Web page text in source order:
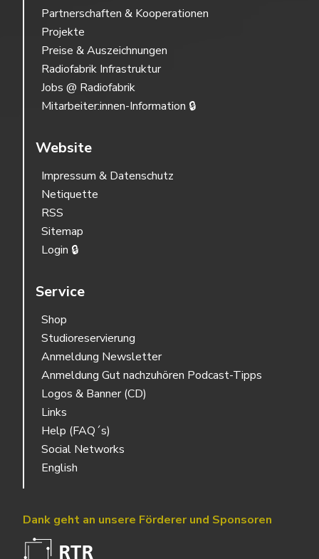
Partnerschaften & Kooperationen
Projekte
Preise & Auszeichnungen
Radiofabrik Infrastruktur
Jobs @ Radiofabrik
Mitarbeiter:innen-Information 🔒
Website
Impressum & Datenschutz
Netiquette
RSS
Sitemap
Login 🔒
Service
Shop
Studioreservierung
Anmeldung Newsletter
Anmeldung Gut nachzuhören Podcast-Tipps
Logos & Banner (CD)
Links
Help (FAQ´s)
Social Networks
English
Dank geht an unsere Förderer und Sponsoren